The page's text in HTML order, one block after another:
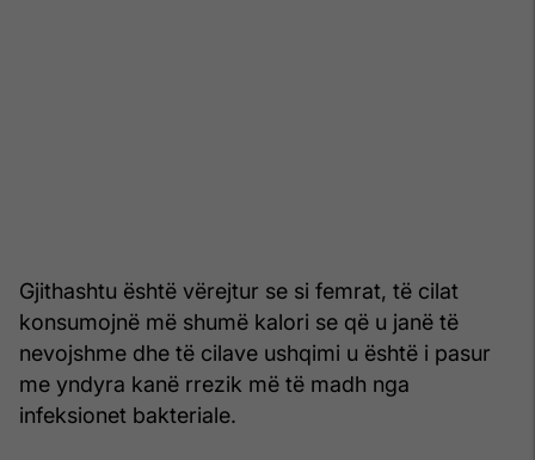
Gjithashtu është vërejtur se si femrat, të cilat
konsumojnë më shumë kalori se që u janë të
nevojshme dhe të cilave ushqimi u është i pasur
me yndyra kanë rrezik më të madh nga
infeksionet bakteriale.